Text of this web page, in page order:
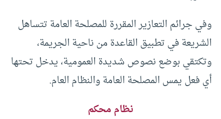
وفي جرائم التعازير المقررة للمصلحة العامة تتساهل
الشريعة في تطبيق القاعدة من ناحية الجريمة،
وتكتقي بوضع نصوص شديدة العمومية، يدخل تحتها
أي فعل يمس المصلحة العامة والنظام العام.
نظام محكم